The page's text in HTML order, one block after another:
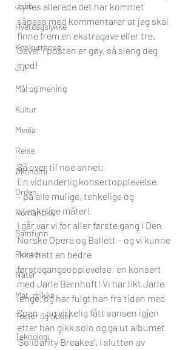
Jobb
Hverdagslykke
Konkurranse
Jul
Mål og mening
Kultur
Media
Reise
Økonomi
Orden
Romantikk
Samfunn
Planter
Natur
Mat_drikke
Tester og tipser
Teknologi
synes allerede det har kommet
såpass med kommentarer at jeg skal
finne frem en ekstragave eller tre.
Gaver i posten er gøy, så sleng deg
med!
Så over til noe annet;
En vidunderlig konsertopplevelse
– på alle mulige, tenkelige og
utenkelige måter!
I går var vi for aller første gang i Den
Norske Opera og Ballett – og vi kunne
ikke hatt en bedre
førstegangsopplevelse; en konsert
med Jarle Bernhoft! Vi har likt Jarle
lenge, og har fulgt han fra tiden med
Span – og virkelig fått sansen igjen
etter han gikk solo og ga ut albumet
‘Solidarity Breakes‘. I slutten av